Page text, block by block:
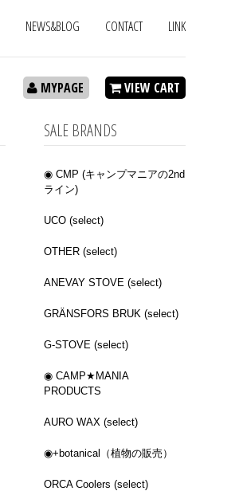
NEWS&BLOG CONTACT LINK
VIEW CART
MYPAGE
SALE BRANDS
◉ CMP (キャンプマニアの2nd
ライン)
UCO (select)
OTHER (select)
ANEVAY STOVE (select)
GRÄNSFORS BRUK (select)
G-STOVE (select)
◉ CAMP★MANIA
PRODUCTS
AURO WAX (select)
◉+botanical（植物の販売）
ORCA Coolers (select)